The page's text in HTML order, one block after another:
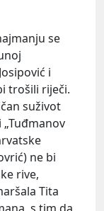
se
i
trošili riječi.
suživot
ne bi
rive,
Tita